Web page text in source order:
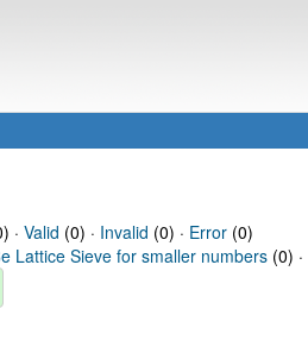
· Valid (0) · Invalid (0) · Error(0)
Lattice Sieve for smaller numbers (0) ·